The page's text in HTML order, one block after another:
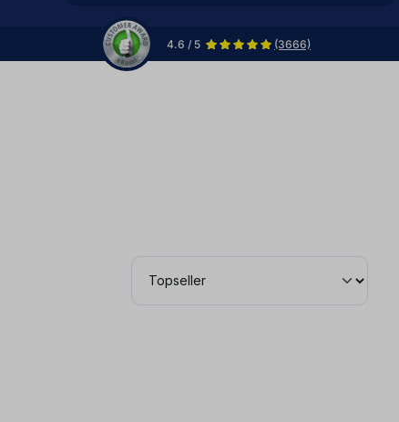
4.6 / 5 (3666)